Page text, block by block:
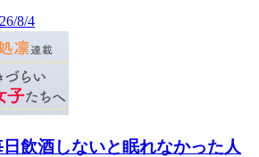
8/4
飲酒しないと眠れなかった人